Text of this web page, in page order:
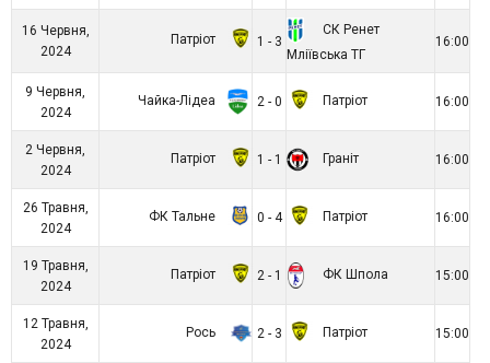
16 Червня,
2024
Патріот 1 - 3
СК Ренет
Мліївська ТГ
16:00
9 Червня,
2024
Чайка-Лідеа 2 - 0 Патріот 16:00
2 Червня,
2024
Патріот 1 - 1 Граніт 16:00
26 Травня,
2024
ФК Тальне 0 - 4 Патріот 16:00
19 Травня,
2024
Патріот 2 - 1 ФК Шпола 15:00
12 Травня,
2024
Рось 2 - 3 Патріот 15:00